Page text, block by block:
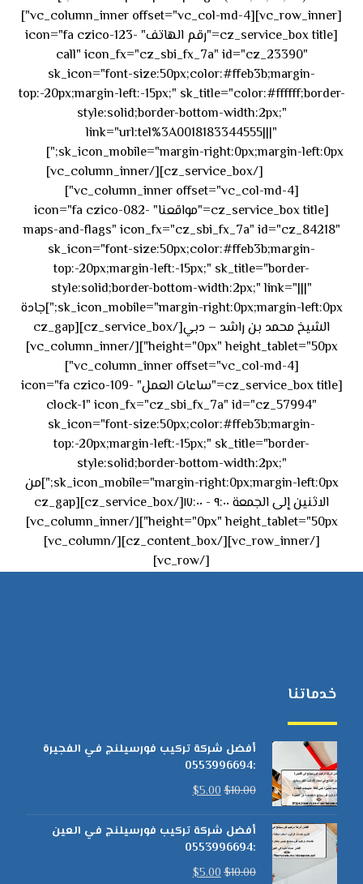
[vc_row_inner][vc_column_inner offset="vc_col-md-4"]
[cz_service_box title="رقم الهاتف" icon="fa czico-123-
call" icon_fx="cz_sbi_fx_7a" id="cz_23390"
sk_icon="font-size:50px;color:#ffeb3b;margin-
top:-20px;margin-left:-15px;" sk_title="color:#ffffff;border-
style:solid;border-bottom-width:2px;"
link="url:tel%3A0018183344555|||"
sk_icon_mobile="margin-right:0px;margin-left:0px;"]
[/cz_service_box][/vc_column_inner]
[vc_column_inner offset="vc_col-md-4"]
[cz_service_box title="مواقعنا" icon="fa czico-082-
maps-and-flags" icon_fx="cz_sbi_fx_7a" id="cz_84218"
sk_icon="font-size:50px;color:#ffeb3b;margin-
top:-20px;margin-left:-15px;" sk_title="border-
style:solid;border-bottom-width:2px;" link="|||"
sk_icon_mobile="margin-right:0px;margin-left:0px;"]جادة
الشيخ محمد بن راشد – دبي[/cz_service_box][cz_gap
height="0px" height_tablet="50px"][/vc_column_inner]
[vc_column_inner offset="vc_col-md-4"]
[cz_service_box title="ساعات العمل" icon="fa czico-109-
clock-1" icon_fx="cz_sbi_fx_7a" id="cz_57994"
sk_icon="font-size:50px;color:#ffeb3b;margin-
top:-20px;margin-left:-15px;" sk_title="border-
style:solid;border-bottom-width:2px;"
sk_icon_mobile="margin-right:0px;margin-left:0px;"]من
الاثنين إلى الجمعة ٩:٠٠ - ١٧:٠٠[/cz_service_box][cz_gap
height="0px" height_tablet="50px"][/vc_column_inner]
[/vc_row_inner][/cz_content_box][/vc_column]
[/vc_row]
خدماتنا
أفضل شركة تركيب فورسيلنج في الفجيرة
:0553996694
$10.00
$5.00
أفضل شركة تركيب فورسيلنج في العين
:0553996694
$10.00
$5.00